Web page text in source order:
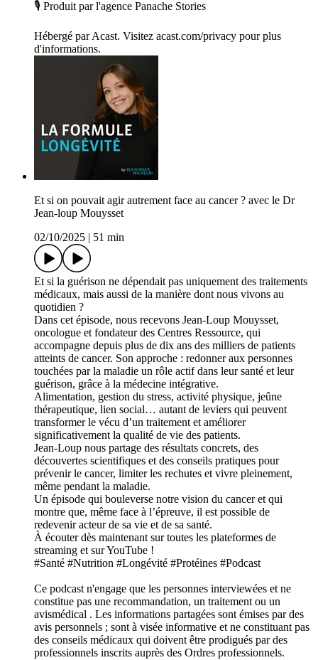
🎙️ Produit par l'agence Panache Stories
Hébergé par Acast. Visitez acast.com/privacy pour plus
d'informations.
Et si on pouvait agir autrement face au cancer ? avec le Dr
Jean-loup Mouysset
02/10/2025
51 min
Et si la guérison ne dépendait pas uniquement des traitements
médicaux, mais aussi de la manière dont nous vivons au
quotidien ?
Dans cet épisode, nous recevons Jean-Loup Mouysset,
oncologue et fondateur des Centres Ressource, qui
accompagne depuis plus de dix ans des milliers de patients
atteints de cancer. Son approche : redonner aux personnes
touchées par la maladie un rôle actif dans leur santé et leur
guérison, grâce à la médecine intégrative.
Alimentation, gestion du stress, activité physique, jeûne
thérapeutique, lien social… autant de leviers qui peuvent
transformer le vécu d’un traitement et améliorer
significativement la qualité de vie des patients.
Jean-Loup nous partage des résultats concrets, des
découvertes scientifiques et des conseils pratiques pour
prévenir le cancer, limiter les rechutes et vivre pleinement,
même pendant la maladie.
Un épisode qui bouleverse notre vision du cancer et qui
montre que, même face à l’épreuve, il est possible de
redevenir acteur de sa vie et de sa santé.
À écouter dès maintenant sur toutes les plateformes de
streaming et sur YouTube !
#Santé #Nutrition #Longévité #Protéines #Podcast
Ce podcast n'engage que les personnes interviewées et ne
constitue pas une recommandation, un traitement ou un
avismédical . Les informations partagées sont émises par des
avis personnels ; sont à visée informative et ne constituant pas
des conseils médicaux qui doivent être prodigués par des
professionnels inscrits auprès des Ordres professionnels.